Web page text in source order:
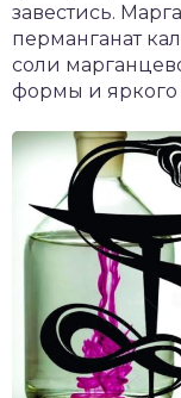
завестись.
перманганат
соли
формы и яркого